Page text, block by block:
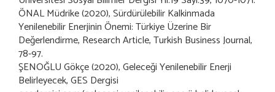
ÖNAL Müdrike (2020), Sürdürülebilir Kalkinmada
Yenilenebilir Enerjinin Önemi: Türkiye Üzerine Bir
Değerlendirme, Research Article, Turkish Business Journal,
78-97.
ŞENOĞLU Gökçe (2020), Geleceği Yenilenebilir Enerji
Belirleyecek, GES Dergisi